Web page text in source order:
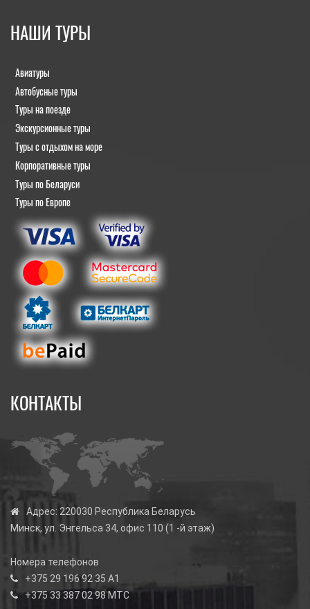
НАШИ ТУРЫ
Авиатуры
Автобусные туры
Туры на поезде
Экскурсионные туры
Туры с отдыхом на море
Корпоративные туры
Туры по Беларуси
Туры по Европе
КОНТАКТЫ
Адрес: 220030 Республика Беларусь
Минск, ул. Энгельса 34, офис 110 (1 -й этаж)
Номера телефонов
+375 29 196 92 35 А1
+375 33 387 02 98МТС